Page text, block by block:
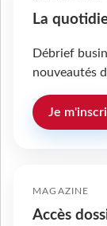
La
Débrief
nouveautés
Je
MAGAZINE
Accès